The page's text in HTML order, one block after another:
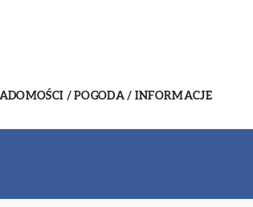
/ POGODA / INFORMACJE